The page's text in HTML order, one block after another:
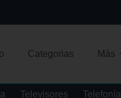
Categorias Más
Televisores Telefonía